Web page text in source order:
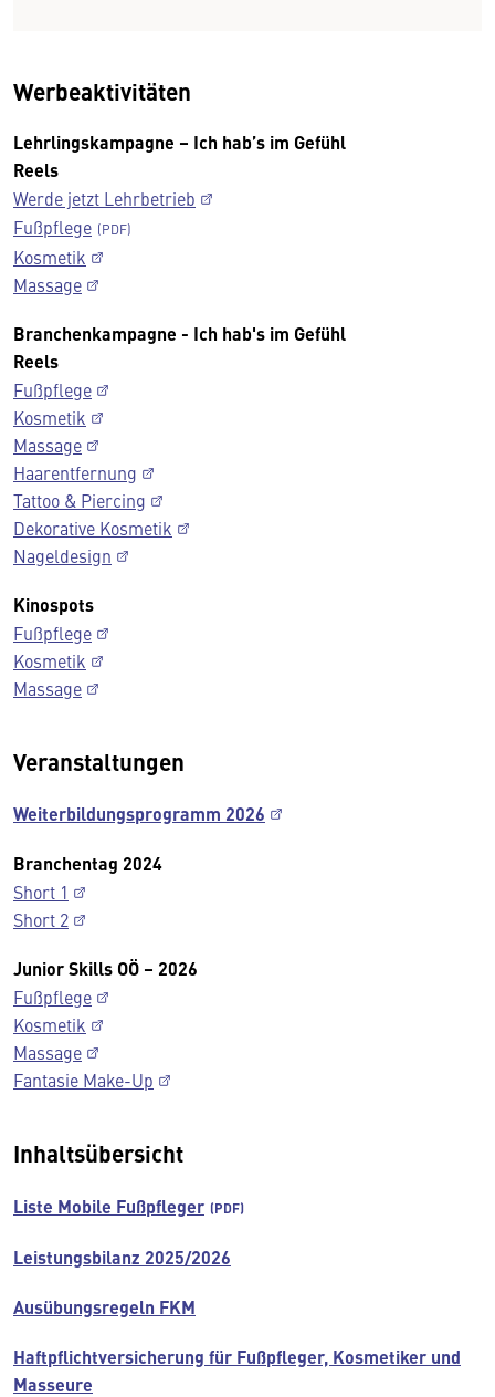
Werbeaktivitäten
Lehrlingskampagne – Ich hab’s im Gefühl
Reels
Werde jetzt Lehrbetrieb
Fußpflege
Kosmetik
Massage
Branchenkampagne - Ich hab's im Gefühl
Reels
Fußpflege
Kosmetik
Massage
Haarentfernung
Tattoo & Piercing
Dekorative Kosmetik
Nageldesign
Kinospots
Fußpflege
Kosmetik
Massage
Veranstaltungen
Weiterbildungsprogramm 2026
Branchentag 2024
Short 1
Short 2
Junior Skills OÖ – 2026
Fußpflege
Kosmetik
Massage
Fantasie Make-Up
Inhaltsübersicht
Liste Mobile Fußpfleger
Leistungsbilanz 2025/2026
Ausübungsregeln FKM
Haftpflichtversicherung für Fußpfleger, Kosmetiker und
Masseure